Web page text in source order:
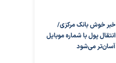
خبر خوش بانک مرکزی/
انتقال پول با شماره موبایل
آسان‌تر می‌شود